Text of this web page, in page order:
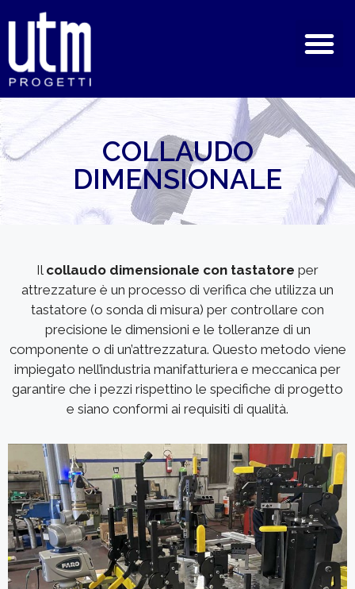
COLLAUDO
DIMENSIONALE
Il collaudo dimensionale con tastatore per
attrezzature è un processo di verifica che utilizza un
tastatore (o sonda di misura) per controllare con
precisione le dimensioni e le tolleranze di un
componente o di un’attrezzatura. Questo metodo viene
impiegato nell’industria manifatturiera e meccanica per
garantire che i pezzi rispettino le specifiche di progetto
e siano conformi ai requisiti di qualità.